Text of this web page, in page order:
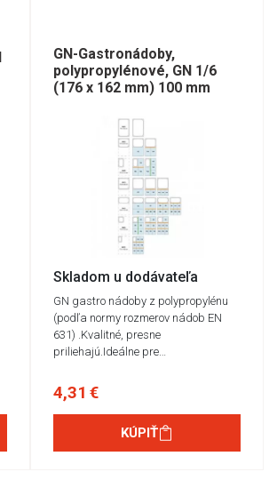
GN-Gastronádoby,
polypropylénové, GN 1/6
(176 x 162 mm) 100 mm
Skladom u dodávateľa
GN gastro nádoby z polypropylénu
(podľa normy rozmerov nádob EN
631) .Kvalitné, presne
priliehajú.Ideálne pre…
4,31 €
KÚPIŤ